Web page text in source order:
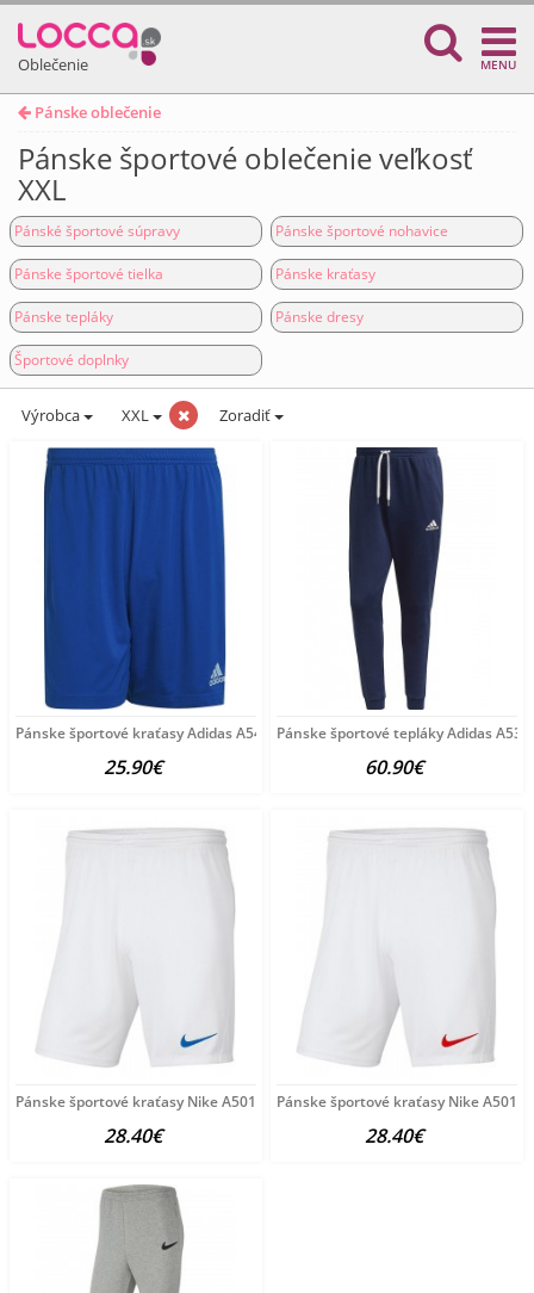
Oblečenie MENU
Pánske oblečenie
Pánske športové oblečenie veľkosť
XXL
Pánské športové súpravy Pánske športové nohavice
Pánske športové tielka Pánske kraťasy
Pánske tepláky Pánske dresy
Športové doplnky
Výrobca XXL Zoradiť
Pánske športové kraťasy Adidas A5400
25.90€
Pánske športové tepláky Adidas
60.90€
Pánske športové kraťasy Nike A5018
28.40€
Pánske športové kraťasy Nike A5017
28.40€